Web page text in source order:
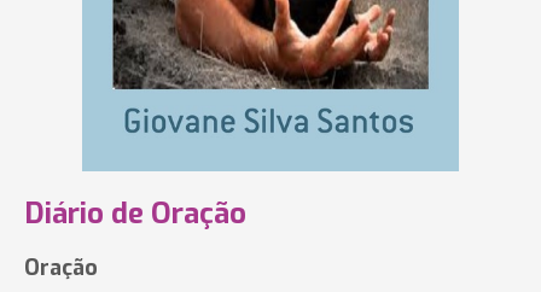
Diário de Oração
Oração